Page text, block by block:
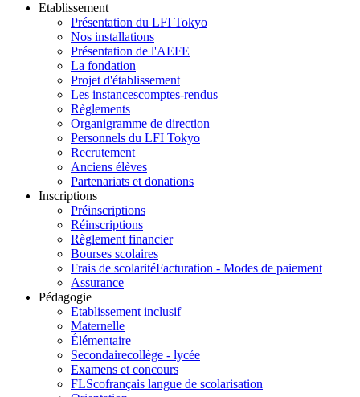
Etablissement
Présentation du LFI Tokyo
Nos installations
Présentation de l'AEFE
La fondation
Projet d'établissement
Les instancescomptes-rendus
Règlements
Organigramme de direction
Personnels du LFI Tokyo
Recrutement
Anciens élèves
Partenariats et donations
Inscriptions
Préinscriptions
Réinscriptions
Règlement financier
Bourses scolaires
Frais de scolaritéFacturation - Modes de paiement
Assurance
Pédagogie
Etablissement inclusif
Maternelle
Élémentaire
Secondairecollège - lycée
Examens et concours
FLScofrançais langue de scolarisation